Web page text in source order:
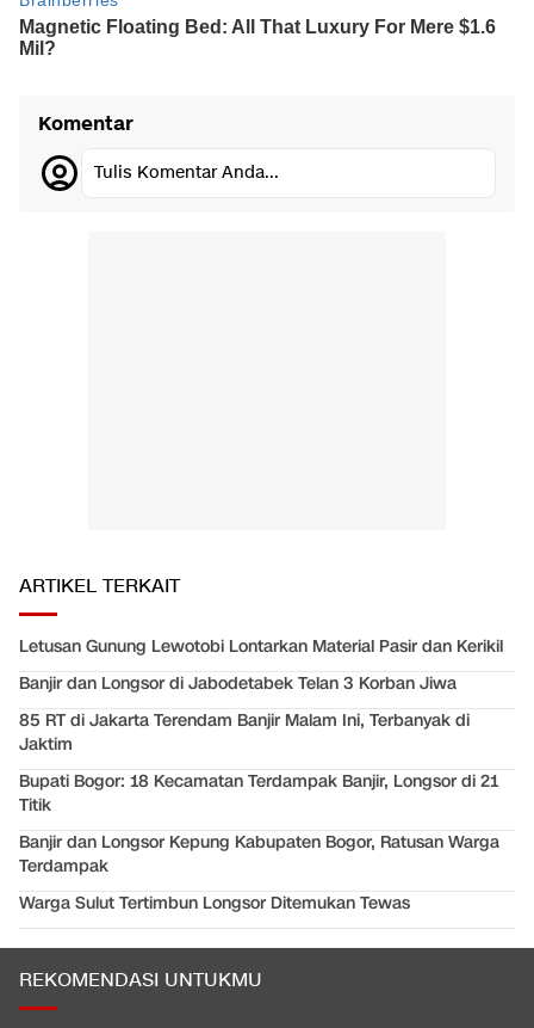
Komentar
Tulis Komentar Anda...
ARTIKEL TERKAIT
Letusan Gunung Lewotobi Lontarkan Material Pasir dan Kerikil
Banjir dan Longsor di Jabodetabek Telan 3 Korban Jiwa
85 RT di Jakarta Terendam Banjir Malam Ini, Terbanyak di
Jaktim
Bupati Bogor: 18 Kecamatan Terdampak Banjir, Longsor di 21
Titik
Banjir dan Longsor Kepung Kabupaten Bogor, Ratusan Warga
Terdampak
Warga Sulut Tertimbun Longsor Ditemukan Tewas
REKOMENDASI UNTUKMU